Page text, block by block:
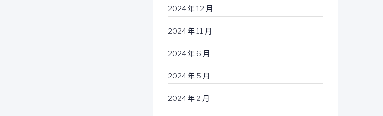
2024 年 12 月
2024 年 11 月
2024 年 6 月
2024 年 5 月
2024 年 2 月